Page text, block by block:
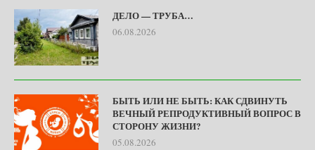
ДЕЛО — ТРУБА…
06.08.2026
БЫТЬ ИЛИ НЕ БЫТЬ: КАК СДВИНУТЬ
ВЕЧНЫЙ РЕПРОДУКТИВНЫЙ ВОПРОС В
СТОРОНУ ЖИЗНИ?
05.08.2026